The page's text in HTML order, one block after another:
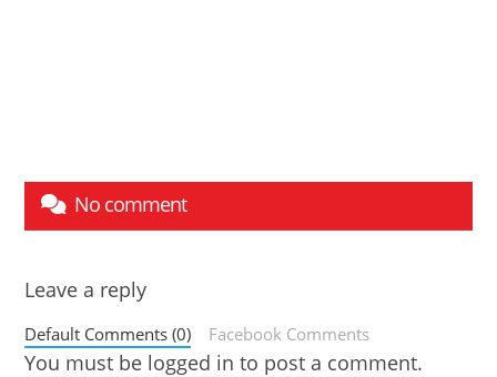
No comment
Leave a reply
Default Comments (0) Facebook Comments
You must be logged in to post a comment.